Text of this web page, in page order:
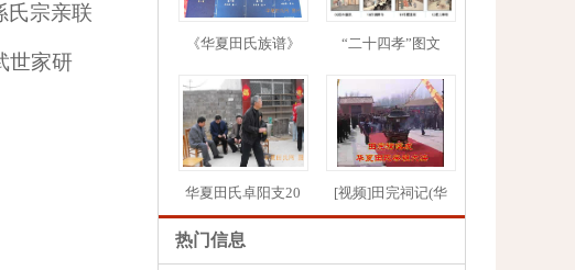
氏宗亲联
世家研
《华夏田氏族谱》 “二十四孝”图文
华夏田氏卓阳支20 [视频]田完祠记(华
热门信息